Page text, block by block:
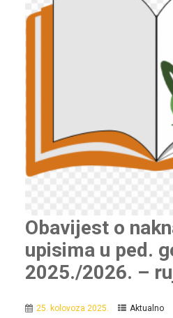
Obavijest o
upisima u ped.
2025./2026. –
25. kolovoza 2025. Aktualno